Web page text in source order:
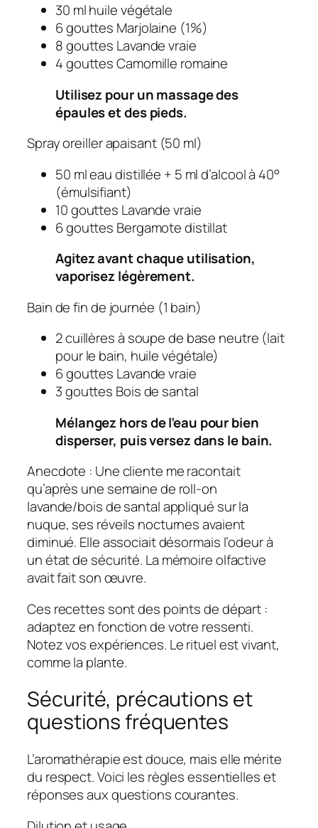
30 ml huile végétale
6 gouttes Marjolaine (1%)
8 gouttes Lavande vraie
4 gouttes Camomille romaine
Utilisez pour un massage des
épaules et des pieds.
Spray oreiller apaisant (50 ml)
50 ml eau distillée + 5 ml d’alcool à 40°
(émulsifiant)
10 gouttes Lavande vraie
6 gouttes Bergamote distillat
Agitez avant chaque utilisation,
vaporisez légèrement.
Bain de fin de journée (1 bain)
2 cuillères à soupe de base neutre (lait
pour le bain, huile végétale)
6 gouttes Lavande vraie
3 gouttes Bois de santal
Mélangez hors de l’eau pour bien
disperser, puis versez dans le bain.
Anecdote : Une cliente me racontait
qu’après une semaine de roll‑on
lavande/bois de santal appliqué sur la
nuque, ses réveils nocturnes avaient
diminué. Elle associait désormais l’odeur à
un état de sécurité. La mémoire olfactive
avait fait son œuvre.
Ces recettes sont des points de départ :
adaptez en fonction de votre ressenti.
Notez vos expériences. Le rituel est vivant,
comme la plante.
Sécurité, précautions et
questions fréquentes
L’aromathérapie est douce, mais elle mérite
du respect. Voici les règles essentielles et
réponses aux questions courantes.